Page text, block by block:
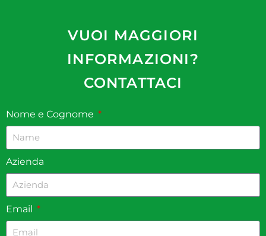
VUOI MAGGIORI
INFORMAZIONI?
CONTATTACI
Nome e Cognome
Azienda
Email